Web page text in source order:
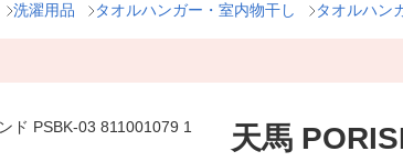
洗濯用品 タオルハンガー・室内物干し タオルハン
天馬